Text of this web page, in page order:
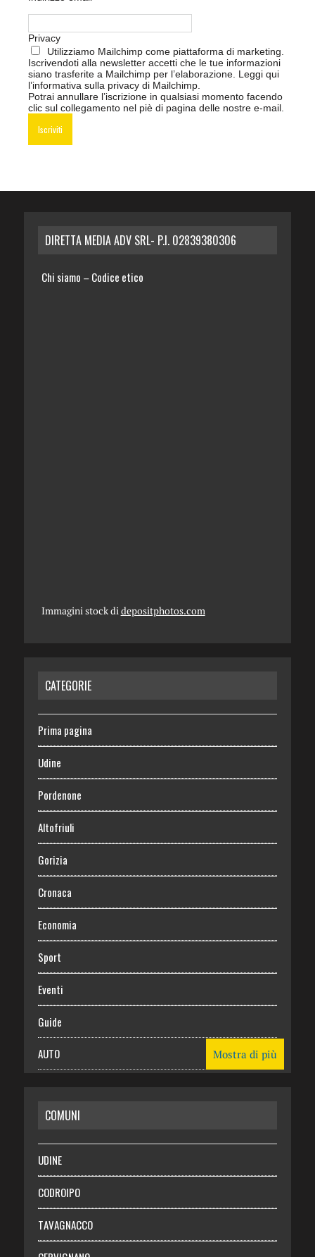
Privacy
Utilizziamo Mailchimp come piattaforma di marketing.
Iscrivendoti alla newsletter accetti che le tue informazioni
siano trasferite a Mailchimp per l’elaborazione. Leggi qui
l’informativa sulla privacy di Mailchimp
Potrai annullare l’iscrizione in qualsiasi momento facendo
clic sul collegamento nel piè di pagina delle nostre e-mail.
DIRETTA MEDIA ADV SRL- P.I. 02839380306
Chi siamo – Codice etico
Immagini stock di depositphotos.com
CATEGORIE
Prima pagina
Udine
Pordenone
Altofriuli
Gorizia
Cronaca
Economia
Sport
Eventi
Guide
AUTO
RISPARMIO
SALUTE
Necrologie
Chi siamo
Abbonati
Mostra di più
COMUNI
UDINE
CODROIPO
TAVAGNACCO